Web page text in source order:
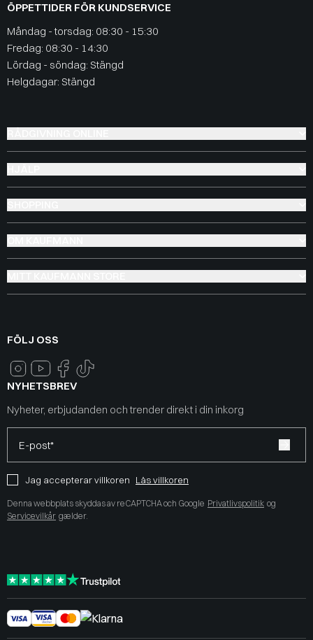
ÖPPETTIDER FÖR KUNDSERVICE
Måndag - torsdag: 08:30 - 15:30
Fredag: 08:30 - 14:30
Lördag - söndag: Stängd
Helgdagar: Stängd
FÖLJ OSS
NYHETSBREV
Nyheter, erbjudanden och trender direkt i din inkorg
E-post*
Jag accepterar villkoren Läs villkoren
Denna webbplats skyddas av reCAPTCHA och Google Privatlivspolitik og
Servicevilkår gælder.